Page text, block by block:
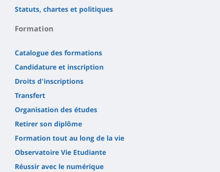
Statuts, chartes et politiques
Formation
Catalogue des formations
Candidature et inscription
Droits d'inscriptions
Transfert
Organisation des études
Retirer son diplôme
Formation tout au long de la vie
Observatoire Vie Etudiante
Réussir avec le numérique